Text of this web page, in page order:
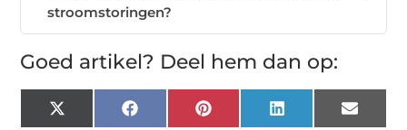
stroomstoringen?
Goed artikel? Deel hem dan op:
X FacebookPinterest LinkedIn Email